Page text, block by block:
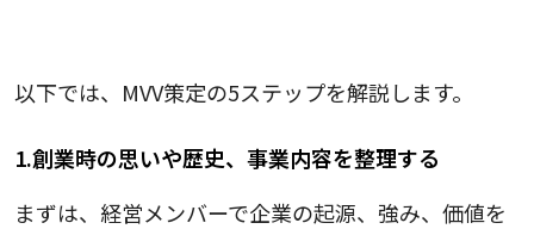
以下では、MVV策定の5ステップを解説します。
1.創業時の思いや歴史、事業内容を整理する
まずは、経営メンバーで企業の起源、強み、価値を